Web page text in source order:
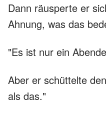
Dann räusperte er
Ahnung, was das
"Es ist nur ein
Aber er schüttelte
als das."